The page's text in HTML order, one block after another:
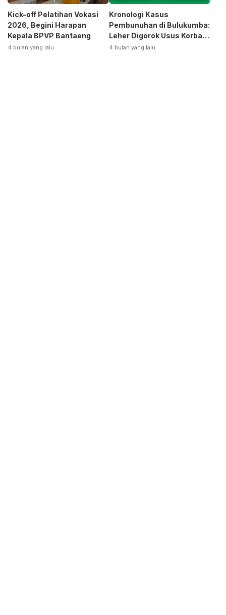
Kick-off Pelatihan Vokasi
2026, Begini Harapan
Kepala BPVP Bantaeng
4 bulan yang lalu
Kronologi Kasus
Pembunuhan di Bulukumba:
Leher Digorok Usus Korban
Dikeluarkan
4 bulan yang lalu